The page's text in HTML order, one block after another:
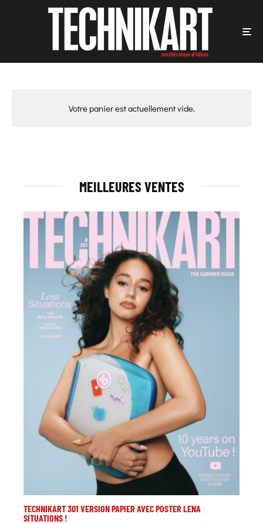
Votre panier est actuellement vide.
MEILLEURES VENTES
TECHNIKART 301 VERSION PAPIER AVEC POSTER LENA
SITUATIONS !